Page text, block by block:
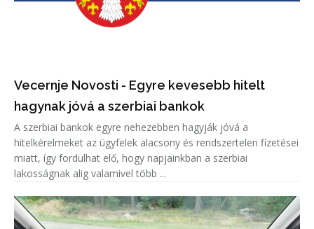
Vecernje Novosti - Egyre kevesebb hitelt
hagynak jóvá a szerbiai bankok
A szerbiai bankok egyre nehezebben hagyják jóvá a
hitelkérelmeket az ügyfelek alacsony és rendszertelen fizetései
miatt, így fordulhat elő, hogy napjainkban a szerbiai
lakosságnak alig valamivel több ...